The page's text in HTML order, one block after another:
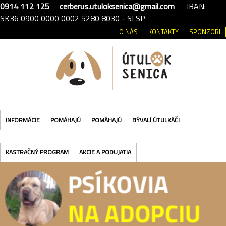
0914 112 125 cerberus.utuloksenica@gmail.com IBAN:
SK36 0900 0000 0002 5280 8030 - SLSP
SPONZORI
KONTAKTY
O NÁS
INFORMÁCIE POMÁHAJÚ POMÁHAJÚ BÝVALÍ ÚTULKÁČI
KASTRAČNÝ PROGRAM AKCIE A PODUJATIA